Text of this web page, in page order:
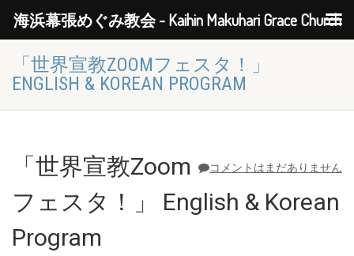
「世界宣教ZOOMフェスタ！」
ENGLISH & KOREAN PROGRAM
コメントはまだありません
「世界宣教Zoom
フェスタ！」 English & Korean
Program
海浜幕張めぐみ教会 - Kaihin Makuhari Grace Church